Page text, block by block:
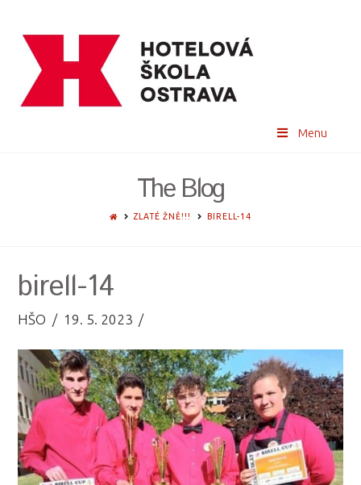
Menu
The Blog
HOMEZLATÉ ŽNĚ!!! BIRELL-14
birell-14
HŠO 19. 5. 2023